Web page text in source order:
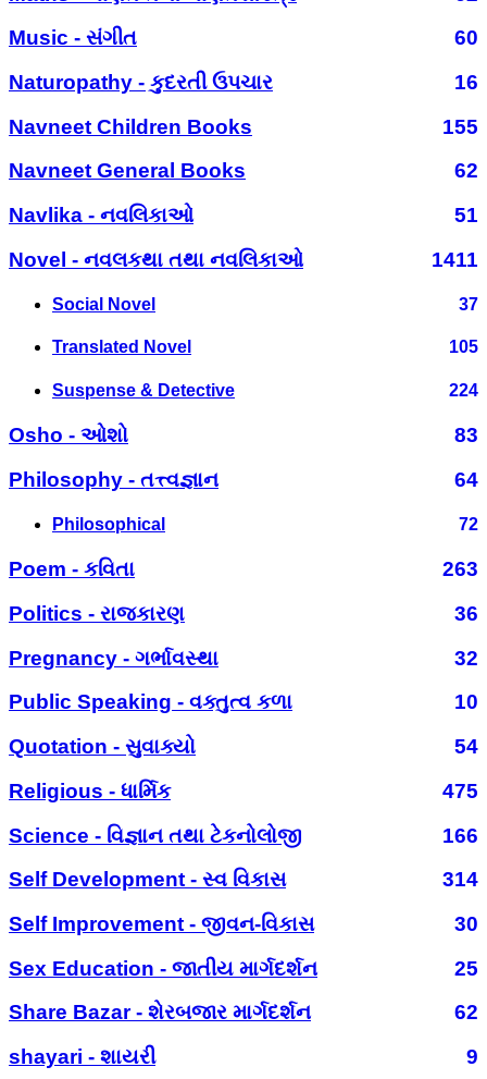
Music - સંગીત
60
Naturopathy - કુદરતી ઉપચાર
16
Navneet Children Books
155
Navneet General Books
62
Navlika - નવલિકાઓ
51
Novel - નવલકથા તથા નવલિકાઓ
1411
Social Novel 37
Translated Novel 105
Suspense & Detective 224
Osho - ઓશો
83
Philosophy - તત્ત્વજ્ઞાન
64
Philosophical 72
Poem - કવિતા
263
Politics - રાજકારણ
36
Pregnancy - ગર્ભાવસ્થા
32
Public Speaking - વક્તુત્વ કળા
10
Quotation - સુવાક્યો
54
Religious - ધાર્મિક
475
Science - વિજ્ઞાન તથા ટેકનોલોજી
166
Self Development - સ્વ વિકાસ
314
Self Improvement - જીવન-વિકાસ
30
Sex Education - જાતીય માર્ગદર્શન
25
Share Bazar - શેરબજાર માર્ગદર્શન
62
shayari - શાયરી
9